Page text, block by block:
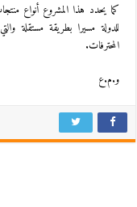
كما يحدد هذا المشروع أنواع
للدولة مسيرا بطريقة مستقلة
المحترفات.
و.م.ع